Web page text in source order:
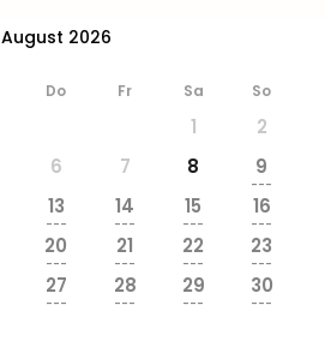
August 2026
Do Fr Sa So
1
2
6 7 8 9
---
13
---
14
---
15
---
16
---
20
---
21
---
22
---
23
---
27
---
28
---
29
---
30
---